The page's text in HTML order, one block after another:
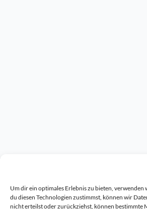
Um dir ein optimales Erlebnis zu bieten,
du diesen Technologien zustimmst, können wir
nicht erteilst oder zurückziehst, können